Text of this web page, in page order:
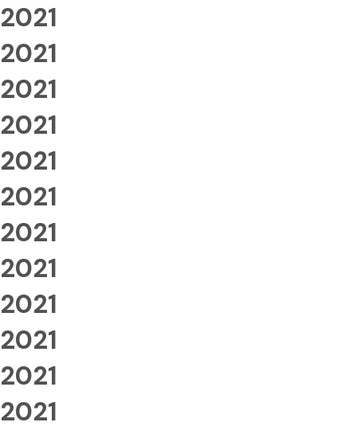
2021
2021
2021
2021
2021
2021
2021
2021
2021
2021
2021
2021